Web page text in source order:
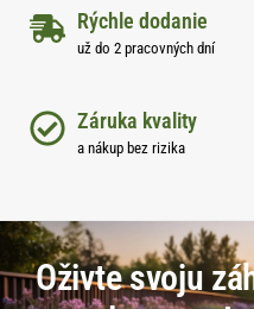
Rýchle dodanie
už do 2 pracovných dní
Záruka kvality
a nákup bez rizika
Oživte svoju